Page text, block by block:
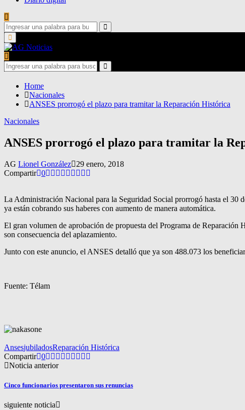
Search
for:
Search
Primary
Menu
Search
for:
Search
Home
Nacionales
ANSES prorrogó el plazo para tramitar la Reparación Histórica
Nacionales
ANSES prorrogó el plazo para tramitar la
AG Lionel González
29 enero, 2018
Compartir 0
La Administración Nacional para la Seguridad Social prorrogó hasta el 30
ya están cobrando sus haberes con aumento de manera automática.
El gran volumen de aprobación de propuesta del Programa de Reparación
son consecuencia del aplazamiento.
Junto con este anuncio, el ANSES detalló que ya son 488.073 los
Fuente: Télam
AnsesjubiladosReparación Histórica
Compartir 0
Noticia anterior
Cinco funcionarios presentaron sus renuncias
siguiente noticia